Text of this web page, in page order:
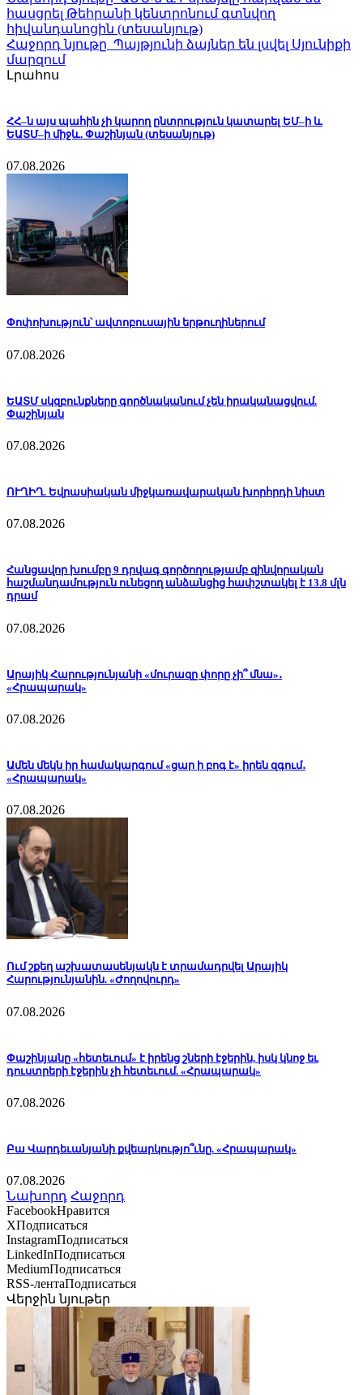
հասցրել Թեհրանի կենտրոնում գտնվող
հիվանդանոցին (տեսանյութ)
Հաջորդ նյութը Պայթյունի ձայներ են լսվել Սյունիքի
մարզում
Լրահոս
ՀՀ–ն այս պահին չի կարող ընտրություն կատարել ԵՄ–ի և
ԵԱՏՄ–ի միջև. Փաշինյան (տեսանյութ)
07.08.2026
Փոփոխություն՝ ավտոբուսային երթուղիներում
07.08.2026
ԵԱՏՄ սկզբունքները գործնականում չեն իրականացվում.
Փաշինյան
07.08.2026
ՈՒՂԻՂ. Եվրասիական միջկառավարական խորհրդի նիստ
07.08.2026
Հանցավոր խումբը 9 դրվագ գործողությամբ զինվորական
հաշմանդամություն ունեցող անձանցից հափշտակել է 13.8 մլն
դրամ
07.08.2026
Արայիկ Հարությունյանի «մուրազը փորը չի՞ մնա»․
«Հրապարակ»
07.08.2026
Ամեն մեկն իր համակարգում «ցար ի բոգ է» իրեն զգում․
«Հրապարակ»
07.08.2026
Ում շքեղ աշխատասենյակն է տրամադրվել Արայիկ
Հարությունյանին. «Ժողովուրդ»
07.08.2026
Փաշինյանը «հետեւում» է իրենց շների էջերին, իսկ կնոջ եւ
դուստրերի էջերին չի հետեւում. «Հրապարակ»
07.08.2026
Բա Վարդեւանյանի քվեարկությո՞ւնը. «Հրապարակ»
07.08.2026
Նախորդ Հաջորդ
FacebookНравится
XПодписаться
InstagramПодписаться
LinkedInПодписаться
MediumПодписаться
RSS-лентаПодписаться
Վերջին նյութեր